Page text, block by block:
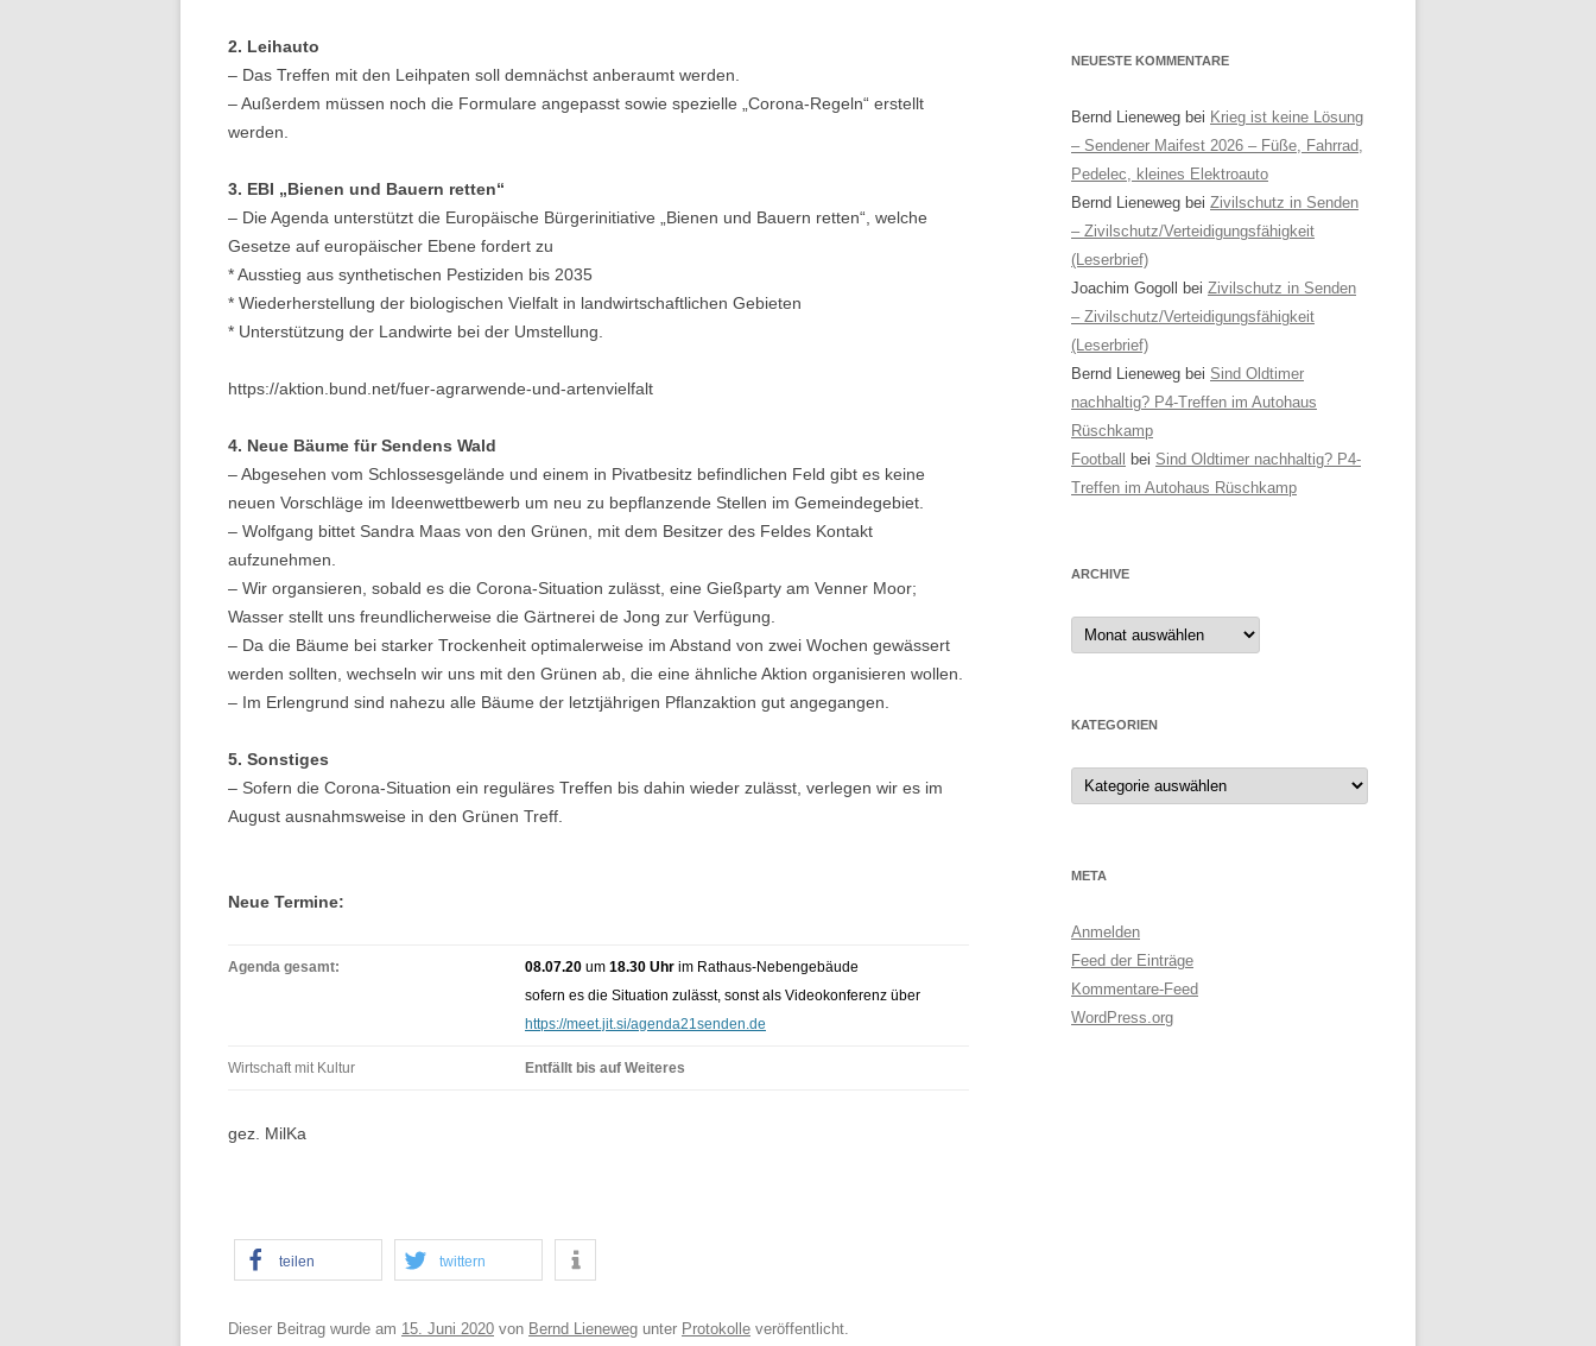
2. Leihauto
– Das Treffen mit den Leihpaten soll demnächst anberaumt werden.
– Außerdem müssen noch die Formulare angepasst sowie spezielle „Corona-Regeln“ erstellt
werden.
3. EBI „Bienen und Bauern retten“
– Die Agenda unterstützt die Europäische Bürgerinitiative „Bienen und Bauern retten“, welche
Gesetze auf europäischer Ebene fordert zu
* Ausstieg aus synthetischen Pestiziden bis 2035
* Wiederherstellung der biologischen Vielfalt in landwirtschaftlichen Gebieten
* Unterstützung der Landwirte bei der Umstellung.
https://aktion.bund.net/fuer-agrarwende-und-artenvielfalt
4. Neue Bäume für Sendens Wald
– Abgesehen vom Schlossesgelände und einem in Pivatbesitz befindlichen Feld gibt es keine
neuen Vorschläge im Ideenwettbewerb um neu zu bepflanzende Stellen im Gemeindegebiet.
– Wolfgang bittet Sandra Maas von den Grünen, mit dem Besitzer des Feldes Kontakt
aufzunehmen.
– Wir organsieren, sobald es die Corona-Situation zulässt, eine Gießparty am Venner Moor;
Wasser stellt uns freundlicherweise die Gärtnerei de Jong zur Verfügung.
– Da die Bäume bei starker Trockenheit optimalerweise im Abstand von zwei Wochen gewässert
werden sollten, wechseln wir uns mit den Grünen ab, die eine ähnliche Aktion organisieren wollen.
– Im Erlengrund sind nahezu alle Bäume der letztjährigen Pflanzaktion gut angegangen.
5. Sonstiges
– Sofern die Corona-Situation ein reguläres Treffen bis dahin wieder zulässt, verlegen wir es im
August ausnahmsweise in den Grünen Treff.
Neue Termine:
Agenda gesamt: 08.07.20 um 18.30 Uhr im Rathaus-Nebengebäude
sofern es die Situation zulässt, sonst als Videokonferenz über
https://meet.jit.si/agenda21senden.de
Wirtschaft mit Kultur Entfällt bis auf Weiteres
gez. MilKa
teilen twittern
Dieser Beitrag wurde am 15. Juni 2020 von Bernd Lieneweg unter Protokolle veröffentlicht.
NEUESTE KOMMENTARE
Bernd Lieneweg bei Krieg ist keine Lösung
– Sendener Maifest 2026 – Füße, Fahrrad,
Pedelec, kleines Elektroauto
Bernd Lieneweg bei Zivilschutz in Senden
– Zivilschutz/Verteidigungsfähigkeit
(Leserbrief)
Joachim Gogoll
bei Zivilschutz in Senden
– Zivilschutz/Verteidigungsfähigkeit
(Leserbrief)
Bernd Lieneweg bei Sind Oldtimer
nachhaltig? P4-Treffen im Autohaus
Rüschkamp
Football
bei Sind Oldtimer nachhaltig? P4-
Treffen im Autohaus Rüschkamp
ARCHIVE
Archive
KATEGORIEN
Kategorien
META
Anmelden
Feed der Einträge
Kommentare-Feed
WordPress.org